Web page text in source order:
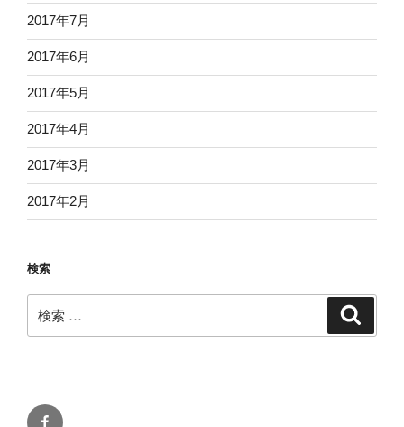
2017年7月
2017年6月
2017年5月
2017年4月
2017年3月
2017年2月
検索
検
索:
Facebook